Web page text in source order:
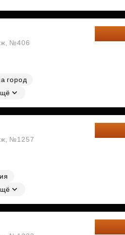
№406
город
№1257